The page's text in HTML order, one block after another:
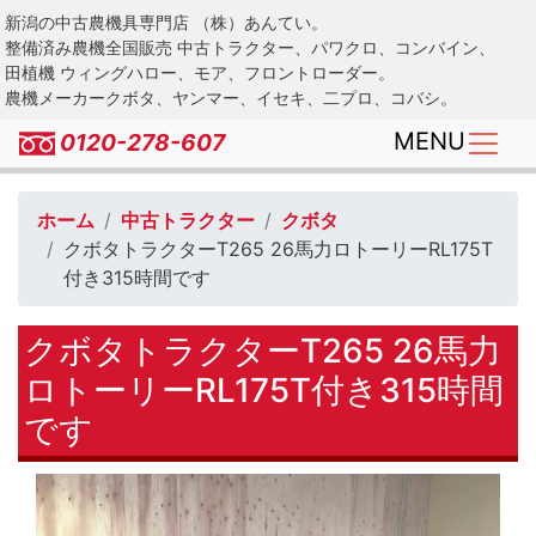
Skip
to
main
content
新潟の中古農機具専門店 （株）あんてい。
整備済み農機全国販売 中古トラクター、パワクロ、コンバイン、
田植機 ウィングハロー、モア、フロントローダー。
農機メーカークボタ、ヤンマー、イセキ、二プロ、コバシ。
0120-278-607 MENU
ホーム 中古トラクター
クボタ
クボタトラクターT265 26馬力ロトーリーRL175T
付き315時間です
クボタトラクターT265 26馬力
ロトーリーRL175T付き315時間
です